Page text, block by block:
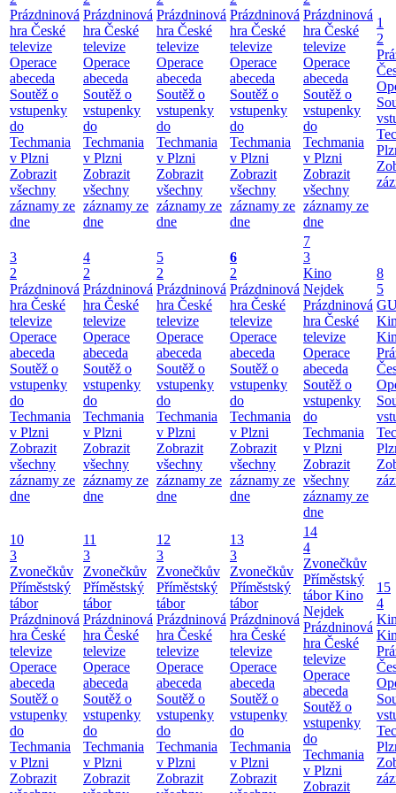
Prázdninová
hra České
televize
Operace
abeceda
Soutěž o
vstupenky
do
Techmania
v Plzni
Zobrazit
všechny
záznamy ze
dne
Prázdninová
hra České
televize
Operace
abeceda
Soutěž o
vstupenky
do
Techmania
v Plzni
Zobrazit
všechny
záznamy ze
dne
Prázdninová
hra České
televize
Operace
abeceda
Soutěž o
vstupenky
do
Techmania
v Plzni
Zobrazit
všechny
záznamy ze
dne
Prázdninová
hra České
televize
Operace
abeceda
Soutěž o
vstupenky
do
Techmania
v Plzni
Zobrazit
všechny
záznamy ze
dne
Prázdninová
hra České
televize
Operace
abeceda
Soutěž o
vstupenky
do
Techmania
v Plzni
Zobrazit
všechny
záznamy ze
dne
1
2
3
2
Prázdninová
hra České
televize
Operace
abeceda
Soutěž o
vstupenky
do
Techmania
v Plzni
Zobrazit
všechny
záznamy ze
dne
4
2
Prázdninová
hra České
televize
Operace
abeceda
Soutěž o
vstupenky
do
Techmania
v Plzni
Zobrazit
všechny
záznamy ze
dne
5
2
Prázdninová
hra České
televize
Operace
abeceda
Soutěž o
vstupenky
do
Techmania
v Plzni
Zobrazit
všechny
záznamy ze
dne
6
2
Prázdninová
hra České
televize
Operace
abeceda
Soutěž o
vstupenky
do
Techmania
v Plzni
Zobrazit
všechny
záznamy ze
dne
7
3
Kino
Nejdek
Prázdninová
hra České
televize
Operace
abeceda
Soutěž o
vstupenky
do
Techmania
v Plzni
Zobrazit
všechny
záznamy ze
dne
8
5
10
3
Zvonečkův
Příměstský
tábor
Prázdninová
hra České
televize
Operace
abeceda
Soutěž o
vstupenky
do
Techmania
v Plzni
Zobrazit
11
3
Zvonečkův
Příměstský
tábor
Prázdninová
hra České
televize
Operace
abeceda
Soutěž o
vstupenky
do
Techmania
v Plzni
Zobrazit
12
3
Zvonečkův
Příměstský
tábor
Prázdninová
hra České
televize
Operace
abeceda
Soutěž o
vstupenky
do
Techmania
v Plzni
Zobrazit
13
3
Zvonečkův
Příměstský
tábor
Prázdninová
hra České
televize
Operace
abeceda
Soutěž o
vstupenky
do
Techmania
v Plzni
Zobrazit
14
4
Zvonečkův
Příměstský
táborKino
Nejdek
Prázdninová
hra České
televize
Operace
abeceda
Soutěž o
vstupenky
do
Techmania
v Plzni
Zobrazit
15
4